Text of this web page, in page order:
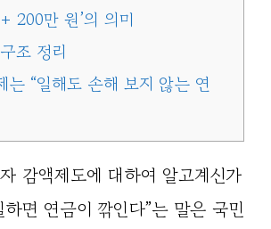
200만 원’의 의미
조 정리
는 “일해도 손해 보지 않는 연
감액제도에 대하여 알고계신가
면 연금이 깎인다”는 말은 국민